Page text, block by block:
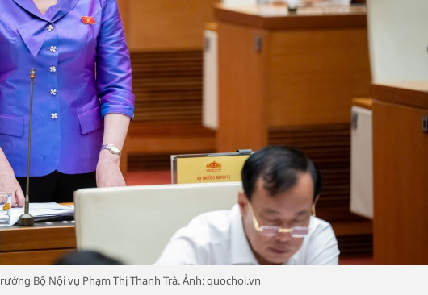
Bộ Nội vụ Phạm Thị Thanh Trà. Ảnh: quochoi.vn